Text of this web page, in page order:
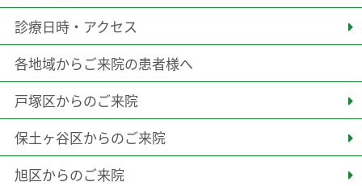
診療日時・アクセス
各地域からご来院の患者様へ
戸塚区からのご来院
保土ヶ谷区からのご来院
旭区からのご来院